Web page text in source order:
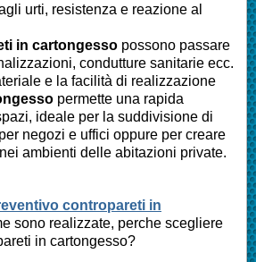
urti, resistenza e reazione al
in cartongesso possono passare
condutture sanitarie ecc.
e la facilità di realizzazione
permette una rapida
ideale per la suddivisione di
negozi e uffici oppure per creare
ambienti delle abitazioni private.
contropareti in
sono realizzate, perche scegliere
in cartongesso?